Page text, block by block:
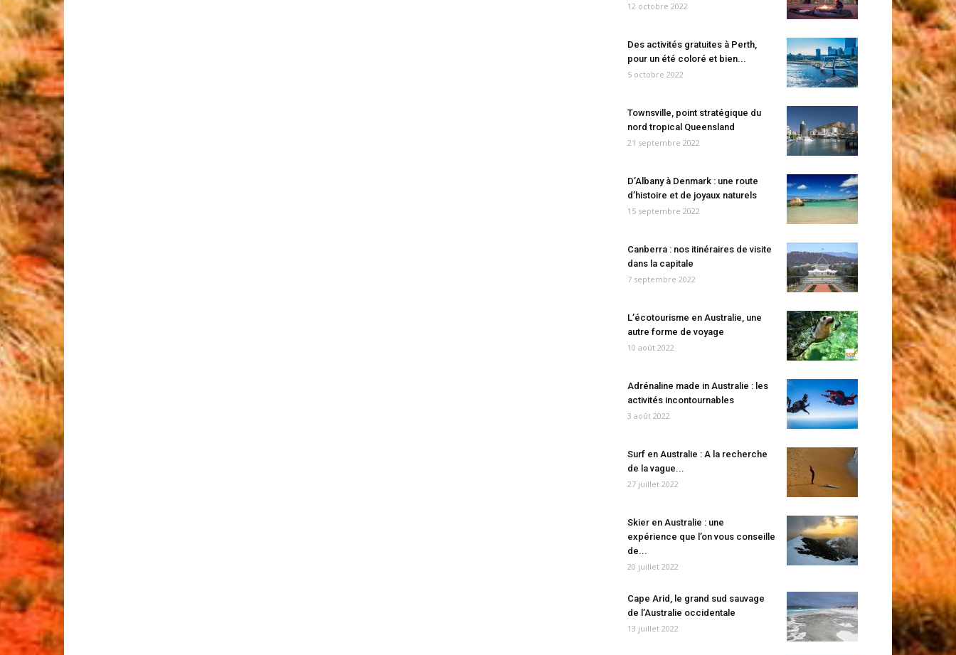
12 octobre 2022
Des activités gratuites à Perth,
pour un été coloré et bien...
5 octobre 2022
Townsville, point stratégique du
nord tropical Queensland
21 septembre 2022
D’Albany à Denmark : une route
d’histoire et de joyaux naturels
15 septembre 2022
Canberra : nos itinéraires de visite
dans la capitale
7 septembre 2022
L’écotourisme en Australie, une
autre forme de voyage
10 août 2022
Adrénaline made in Australie : les
activités incontournables
3 août 2022
Surf en Australie : A la recherche
de la vague...
27 juillet 2022
Skier en Australie : une
expérience que l’on vous conseille
de...
20 juillet 2022
Cape Arid, le grand sud sauvage
de l’Australie occidentale
13 juillet 2022